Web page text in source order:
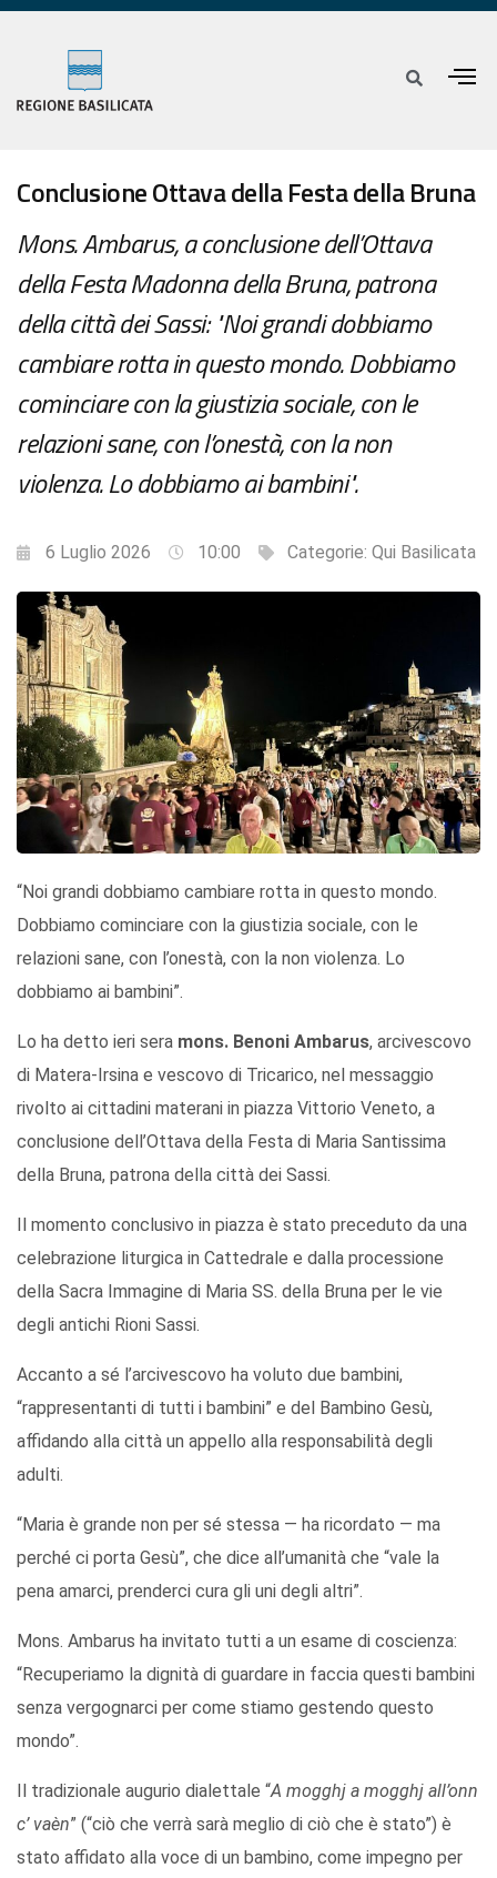
Conclusione Ottava della Festa della Bruna
Mons. Ambarus, a conclusione dell’Ottava
della Festa Madonna della Bruna, patrona
della città dei Sassi: "Noi grandi dobbiamo
cambiare rotta in questo mondo. Dobbiamo
cominciare con la giustizia sociale, con le
relazioni sane, con l’onestà, con la non
violenza. Lo dobbiamo ai bambini".
6 Luglio 2026 10:00 Categorie: Qui Basilicata
“Noi grandi dobbiamo cambiare rotta in questo mondo.
Dobbiamo cominciare con la giustizia sociale, con le
relazioni sane, con l’onestà, con la non violenza. Lo
dobbiamo ai bambini”.
Lo ha detto ieri sera mons. Benoni Ambarus, arcivescovo
di Matera-Irsina e vescovo di Tricarico, nel messaggio
rivolto ai cittadini materani in piazza Vittorio Veneto, a
conclusione dell’Ottava della Festa di Maria Santissima
della Bruna, patrona della città dei Sassi.
Il momento conclusivo in piazza è stato preceduto da una
celebrazione liturgica in Cattedrale e dalla processione
della Sacra Immagine di Maria SS. della Bruna per le vie
degli antichi Rioni Sassi.
Accanto a sé l’arcivescovo ha voluto due bambini,
“rappresentanti di tutti i bambini” e del Bambino Gesù,
affidando alla città un appello alla responsabilità degli
adulti.
“Maria è grande non per sé stessa — ha ricordato — ma
perché ci porta Gesù”, che dice all’umanità che “vale la
pena amarci, prenderci cura gli uni degli altri”.
Mons. Ambarus ha invitato tutti a un esame di coscienza:
“Recuperiamo la dignità di guardare in faccia questi bambini
senza vergognarci per come stiamo gestendo questo
mondo”.
Il tradizionale augurio dialettale “A mogghj a mogghj all’onn
c’ vaèn” (“ciò che verrà sarà meglio di ciò che è stato”) è
stato affidato alla voce di un bambino, come impegno per